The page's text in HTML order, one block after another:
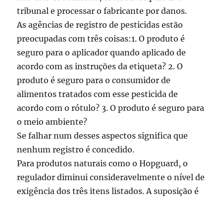
tribunal e processar o fabricante por danos.
As agências de registro de pesticidas estão
preocupadas com três coisas:1. O produto é
seguro para o aplicador quando aplicado de
acordo com as instruções da etiqueta? 2. O
produto é seguro para o consumidor de
alimentos tratados com esse pesticida de
acordo com o rótulo? 3. O produto é seguro para
o meio ambiente?
Se falhar num desses aspectos significa que
nenhum registro é concedido.
Para produtos naturais como o Hopguard, o
regulador diminui consideravelmente o nível de
exigência dos três itens listados. A suposição é